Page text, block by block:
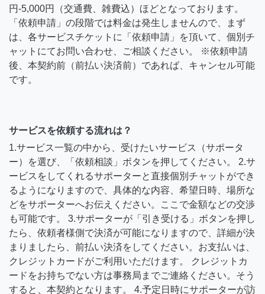
円-5,000円（交通費、雑費込）ほどとなっております。
「依頼申請」の段階では料金は発生しませんので、まず
は、各サービスチケットに「依頼申請」を頂いて、個別チ
ャットにてお問い合わせ、ご相談ください。 ※依頼申請
後、本契約前（前払い決済前）であれば、キャンセル可能
です。
サービスを依頼する流れは？
1.サービス一覧の中から、受けたいサービス（サポータ
ー）を選び、「依頼相談」ボタンを押してください。 2.サ
ービスをしてくれるサポーターと直接個別チャットができ
るようになりますので、具体的な内容、希望日時、場所な
どをサポーターへお伝えください。ここで金額などの交渉
も可能です。 3.サポーターが「引き受ける」ボタンを押し
たら、依頼者様側で決済が可能になりますので、詳細が決
まりましたら、前払い決済をしてください。お支払いは、
クレジットカードがご利用いただけます。 クレジットカ
ードをお持ちでない方は事務局までご連絡ください。そう
すると、本契約となります。 4.予定日時にサポーターが訪